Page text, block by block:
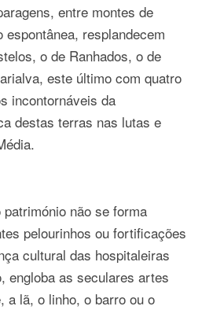
entre montes de
espontânea, resplandecem
o de Ranhados, o de
este último com quatro
incontornáveis da
destas terras nas lutas e
não se forma
pelourinhos ou fortificações
cultural das hospitaleiras
engloba as seculares artes
a lã, o linho, o barro ou o